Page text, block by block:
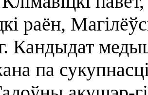
раён,
Кандыдат
па